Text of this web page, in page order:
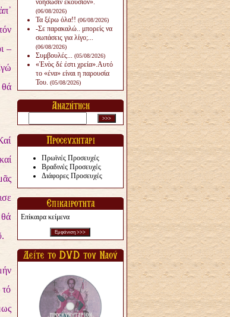
–
θά
τό
νοήσωσιν εκούσιον».
(06/08/2026)
Τα ξέρω όλα!! (06/08/2026)
-Σε παρακαλώ.. μπορείς να
σωπάσεις για λίγο;...
(06/08/2026)
Συμβουλές... (05/08/2026)
«Ἑνὸς δέ ἐστι χρεία».Αυτό
το «ένα» είναι η παρουσία
Του. (05/08/2026)
Πρωϊνές Προσευχές
Βραδινές Προσευχές
Διάφορες Προσευχές
Επίκαιρα κείμενα